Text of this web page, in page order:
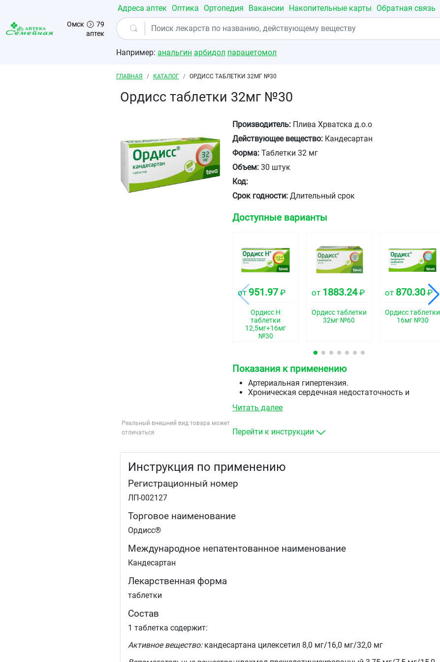
Перейти к основному содержанию
Омск
79
аптек
Адреса аптек Оптика Ортопедия Вакансии Накопительные карты Обратная связь
Например: анальгин арбидол парацетомол
Строка навигации
ГЛАВНАЯ КАТАЛОГ ОРДИСС ТАБЛЕТКИ 32МГ №30
Ордисс таблетки 32мг №30
Реальный внешний вид товара может
отличаться
Производитель: Плива Хрватска д.о.о
Действующее вещество: Кандесартан
Форма: Таблетки 32 мг
Объем: 30 штук
Код:
Срок годности: Длительный срок
Доступные варианты
от 951.97₽
Ордисс Н
таблетки
12,5мг+16мг
№30
от 1883.24₽
Ордисс таблетки
32мг №60
от 870.30 ₽
Ордисс таблетки
16мг №30
Показания к применению
Артериальная гипертензия.
Хроническая сердечная недостаточность и
желудочка (фракция выброса левого желудочка
терапии с АПФ ингибиторами или при
Читать далее
Перейти к инструкции
Инструкция по применению
Регистрационный номер
ЛП-002127
Торговое наименование
Ордисс®
Международное непатентованное наименование
Кандесартан
Лекарственная форма
таблетки
Состав
1 таблетка содержит:
Активное вещество:кандесартана цилексетил 8,0 мг/16,0 мг/32,0 мг